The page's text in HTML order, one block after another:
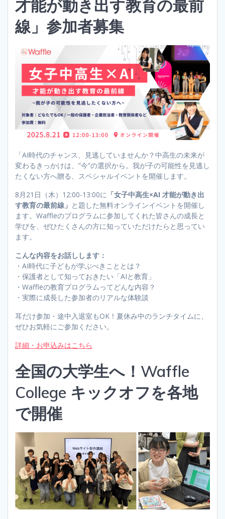
才能が動き出す教育の最前
線」参加者募集
「AI時代のチャンス、見逃していませんか？中高生の未来が
変わるきっかけは、”今”の選択から。我が子の可能性を見逃し
たくない方へ贈る、スペシャルイベントを開催します。
8月21日（木）12:00-13:00に 「女子中高生×AI 才能が動き出
す教育の最前線」 と題した無料オンラインイベントを開催し
ます。Waffleのプログラムに参加してくれた皆さんの成長と
学びを、ぜひたくさんの方に知っていただけたらと思ってい
ます。
こんな内容をお話しします：
・AI時代に子どもが学ぶべきこととは？
・保護者として知っておきたい「AIと教育」
・Waffleの教育プログラムってどんな内容？
・実際に成長した参加者のリアルな体験談
耳だけ参加・途中入退室もOK！夏休み中のランチタイムに、
ぜひお気軽にご参加ください。
詳細・お申込みはこちら
全国の大学生へ！Waffle
College キックオフを各地
で開催